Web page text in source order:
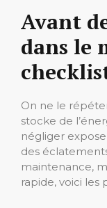
Avant
dans le
On ne le
stocke de
négliger
des
maintenance,
rapide, voici les